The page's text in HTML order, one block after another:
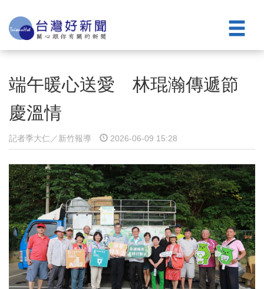
端午暖心送愛 林琨瀚傳遞節
慶溫情
記者季大仁／新竹報導 2026-06-09 15:28